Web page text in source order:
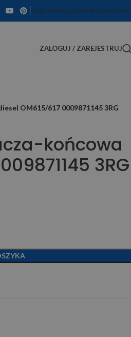
GALERIA WASZYCH MERCEDESÓW
ZALOGUJ / ZAREJESTRUJ
OM615/617 0009871145 3RG
końcowa
3RG